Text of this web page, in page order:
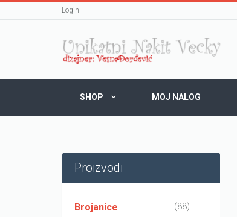
Login
SHOP MOJ NALOG
Proizvodi
Brojanice (88)